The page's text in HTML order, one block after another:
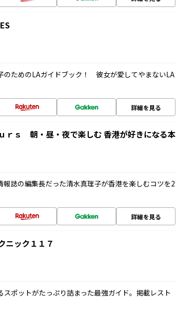
のためのLAガイドブック！ 彼女が愛してやまないLA
詳細を見る
ｓ 朝・昼・夜で楽しむ 香港が好きになる本
誌の編集長だった清水真理子が香港を楽しむコツを2
詳細を見る
ニック１１７
ポットがたっぷり詰まった最強ガイド。掲載レスト